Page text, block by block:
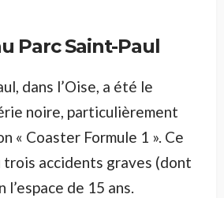
Parc Saint-Paul
dans l’Oise, a été le
noire, particulièrement
« Coaster Formule 1 ». Ce
trois accidents graves (dont
de 15 ans.